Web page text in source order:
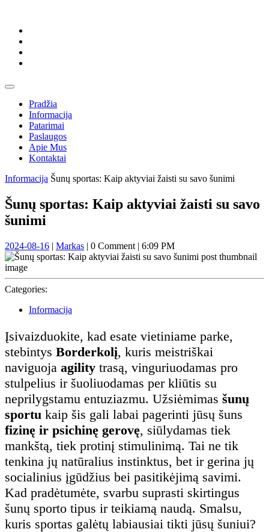
content
Skip
content
Open
ButtonPradžia
Informacija
Patarimai
Paslaugos
Apie Mus
Kontaktai
Close
Informacija Šunų sportas: Kaip aktyviai žaisti su savo šunimi
Šunų sportas: Kaip aktyviai žaisti su savo
šunimi
2024-08-162024-
08-
| MarkasMarkas
| 0 Comment | 6:09 PM
Categories:
Informacija
Įsivaizduokite, kad esate vietiniame parke,
stebintys Borderkolį, kuris meistriškai
naviguoja agility trasą, vinguriuodamas pro
stulpelius ir šuoliuodamas per kliūtis su
neprilygstamu entuziazmu. Užsiėmimas šunų
sportu kaip šis gali labai pagerinti jūsų šuns
fizinę ir psichinę gerovę, siūlydamas tiek
mankštą, tiek protinį stimulinimą. Tai ne tik
tenkina jų natūralius instinktus, bet ir gerina jų
socialinius įgūdžius bei pasitikėjimą savimi.
Kad pradėtumėte, svarbu suprasti skirtingus
šunų sporto tipus ir teikiamą naudą. Smalsu,
kuris sportas galėtų labiausiai tikti jūsų šuniui?